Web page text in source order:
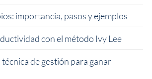
importancia, pasos y ejemplos
con el método Ivy Lee
de gestión para ganar